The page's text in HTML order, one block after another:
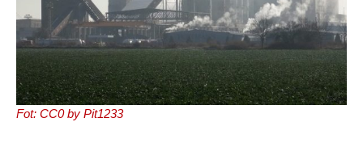
Fot: CC0 by Pit1233